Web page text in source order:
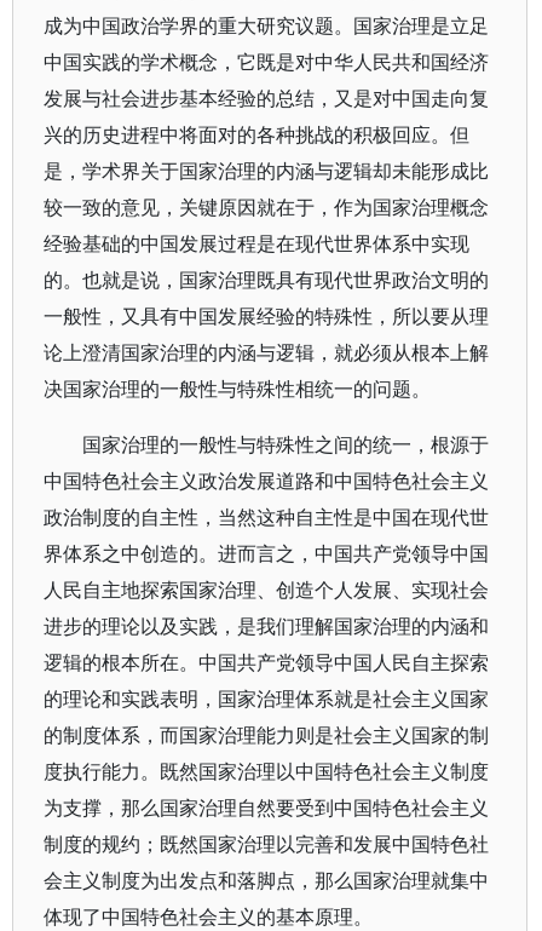
成为中国政治学界的重大研究议题。国家治理是立足
中国实践的学术概念，它既是对中华人民共和国经济
发展与社会进步基本经验的总结，又是对中国走向复
兴的历史进程中将面对的各种挑战的积极回应。但
是，学术界关于国家治理的内涵与逻辑却未能形成比
较一致的意见，关键原因就在于，作为国家治理概念
经验基础的中国发展过程是在现代世界体系中实现
的。也就是说，国家治理既具有现代世界政治文明的
一般性，又具有中国发展经验的特殊性，所以要从理
论上澄清国家治理的内涵与逻辑，就必须从根本上解
决国家治理的一般性与特殊性相统一的问题。
国家治理的一般性与特殊性之间的统一，根源于
中国特色社会主义政治发展道路和中国特色社会主义
政治制度的自主性，当然这种自主性是中国在现代世
界体系之中创造的。进而言之，中国共产党领导中国
人民自主地探索国家治理、创造个人发展、实现社会
进步的理论以及实践，是我们理解国家治理的内涵和
逻辑的根本所在。中国共产党领导中国人民自主探索
的理论和实践表明，国家治理体系就是社会主义国家
的制度体系，而国家治理能力则是社会主义国家的制
度执行能力。既然国家治理以中国特色社会主义制度
为支撑，那么国家治理自然要受到中国特色社会主义
制度的规约；既然国家治理以完善和发展中国特色社
会主义制度为出发点和落脚点，那么国家治理就集中
体现了中国特色社会主义的基本原理。